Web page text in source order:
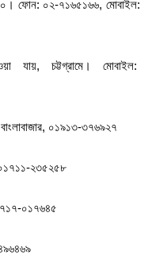
ফোন: ০২-৭১৬৫১৬৬, মোবাইল:
যায়, চট্টগ্রামে। মোবাইল:
বাংলাবাজার, ০১৯১৩-৩৭৬৯২৭
০১৭১১-২৩৫২৫৮
০১৭৬৪৫